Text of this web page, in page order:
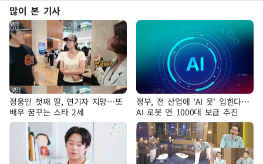
많이 본 기사
정웅인 첫째 딸, 연기자 지망…또
배우 꿈꾸는 스타 2세
정부, 전 산업에 'AI 옷' 입힌다…
AI 로봇 연 1000대 보급 추진